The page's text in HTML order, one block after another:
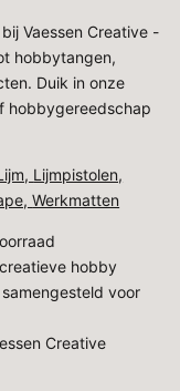
Vaessen Creative -
hobbytangen,
Duik in onze
hobbygereedschap
Lijmpistolen,
Werkmatten
hobby
voor
Creative